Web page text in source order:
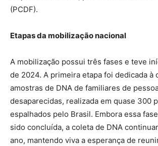
(PCDF).
Etapas da mobilização nacional
A mobilização possui três fases e teve
de 2024. A primeira etapa foi dedicada à
amostras de DNA de familiares de
desaparecidas, realizada em quase 300
espalhados pelo Brasil. Embora essa
sido concluída, a coleta de DNA
ano, mantendo viva a esperança de